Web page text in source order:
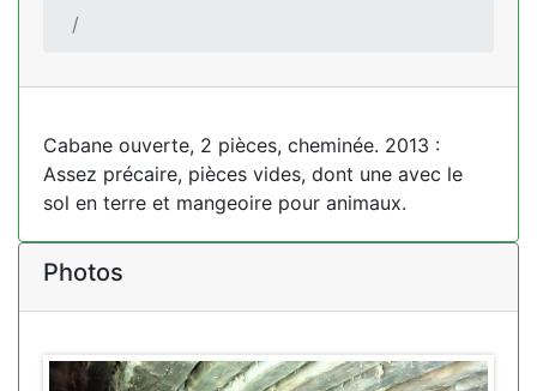
Cabane ouverte, 2 pièces, cheminée. 2013 :
Assez précaire, pièces vides, dont une avec le
sol en terre et mangeoire pour animaux.
Photos